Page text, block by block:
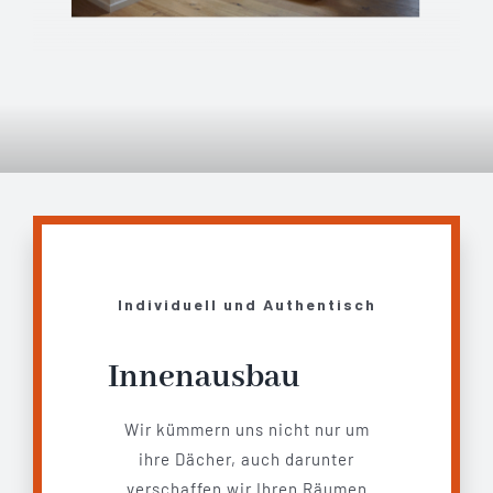
Individuell und Authentisch
Innenausbau
Wir kümmern uns nicht nur um
ihre Dächer, auch darunter
verschaffen wir Ihren Räumen